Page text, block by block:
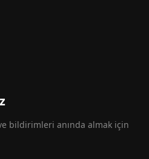
bildirimleri anında almak için